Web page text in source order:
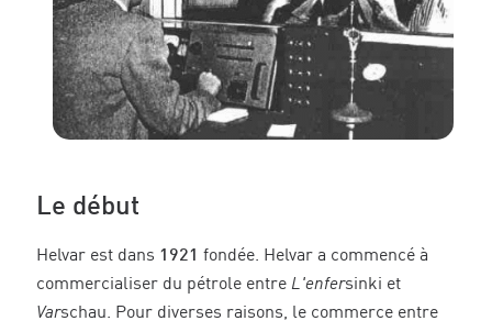
Le début
Helvar est dans 1921 fondée. Helvar a commencé à
commercialiser du pétrole entre L'enfersinki et
Varschau. Pour diverses raisons, le commerce entre